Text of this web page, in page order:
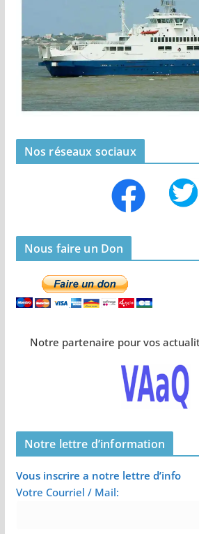
Nos réseaux sociaux
Nous faire un Don
Notre partenaire pour vos
Notre lettre d’information
Vous inscrire a notre lettre d’info
Votre Courriel / Mail: